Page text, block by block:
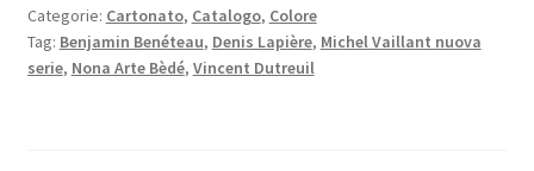
Categorie: Cartonato, Catalogo, Colore
Tag: Benjamin Benéteau, Denis Lapière, Michel Vaillant nuova
serie, Nona Arte Bèdé, Vincent Dutreuil